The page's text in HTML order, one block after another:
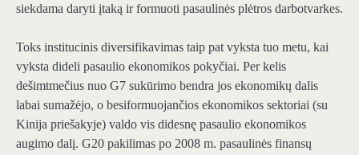
siekdama daryti įtaką ir formuoti pasaulinės plėtros darbotvarkes.
Toks institucinis diversifikavimas taip pat vyksta tuo metu, kai
vyksta dideli pasaulio ekonomikos pokyčiai. Per kelis
dešimtmečius nuo G7 sukūrimo bendra jos ekonomikų dalis
labai sumažėjo, o besiformuojančios ekonomikos sektoriai (su
Kinija priešakyje) valdo vis didesnę pasaulio ekonomikos
augimo dalį. G20 pakilimas po 2008 m. pasaulinės finansų